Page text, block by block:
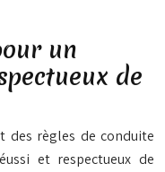
un
de
des règles de conduite
et respectueux de